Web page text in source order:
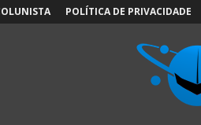
POLÍTICA DE PRIVACIDADE